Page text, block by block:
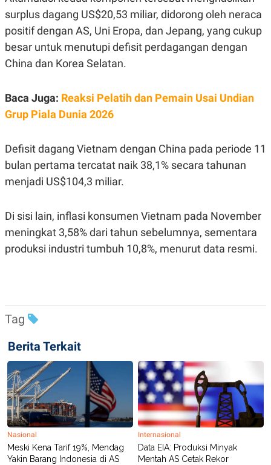
C
A
D
E
Y
L
E
S
.
I
D
A
N
G
A
N
E
K
I
N
E
A
E
M
T
P
A
D
V
N
G
K
G
M
E
D
I
A
.
I
D
surplus dagang US$20,53 miliar, didorong oleh neraca
positif dengan AS, Uni Eropa, dan Jepang, yang cukup
besar untuk menutupi defisit perdagangan dengan
China dan Korea Selatan.
Baca Juga: Reaksi Pelatih dan Pemain Usai Undian
Grup Piala Dunia 2026
Defisit dagang Vietnam dengan China pada periode 11
bulan pertama tercatat naik 38,1% secara tahunan
menjadi US$104,3 miliar.
Di sisi lain, inflasi konsumen Vietnam pada November
meningkat 3,58% dari tahun sebelumnya, sementara
produksi industri tumbuh 10,8%, menurut data resmi.
Tag
Berita Terkait
Nasional
Meski Kena Tarif 19%, Mendag
Yakin Barang Indonesia di AS
Internasional
Data EIA: Produksi Minyak
Mentah AS Cetak Rekor